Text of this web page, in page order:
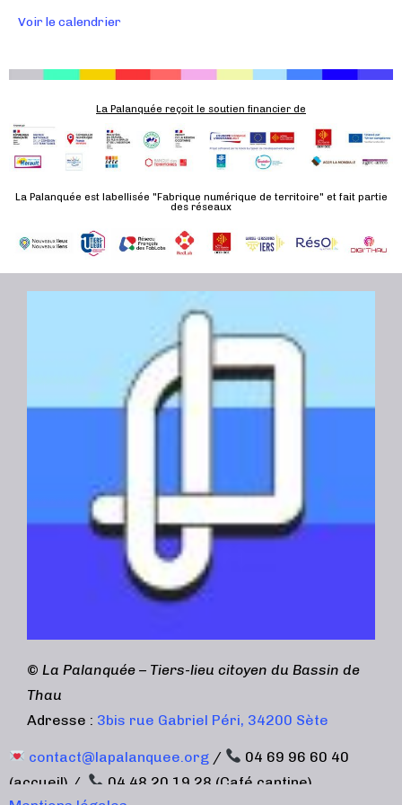
É
è
m
e
t
Voir le calendrier
La Palanquée reçoit le soutien financier de
La Palanquée est labellisée "Fabrique numérique de territoire" et fait partie
des réseaux
© La Palanquée – Tiers-lieu citoyen du Bassin de
Thau
Adresse : 3bis rue Gabriel Péri, 34200 Sète
contact@lapalanquee.org /
04 69 96 60 40
(accueil) /
04 48 20 19 28 (Café cantine)